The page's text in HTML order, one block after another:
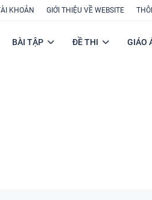
KHOẢN GIỚI THIỆU VỀ WEBSITE
BÀI TẬP ĐỀ THI GIÁO